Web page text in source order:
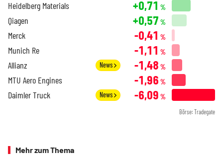
Heidelberg Materials +0,71 %
Qiagen +0,57 %
Merck -0,41 %
Munich Re -1,11 %
Allianz News -1,48 %
MTU Aero Engines -1,96 %
Daimler Truck News -6,09 %
Börse: Tradegate
Mehr zum Thema